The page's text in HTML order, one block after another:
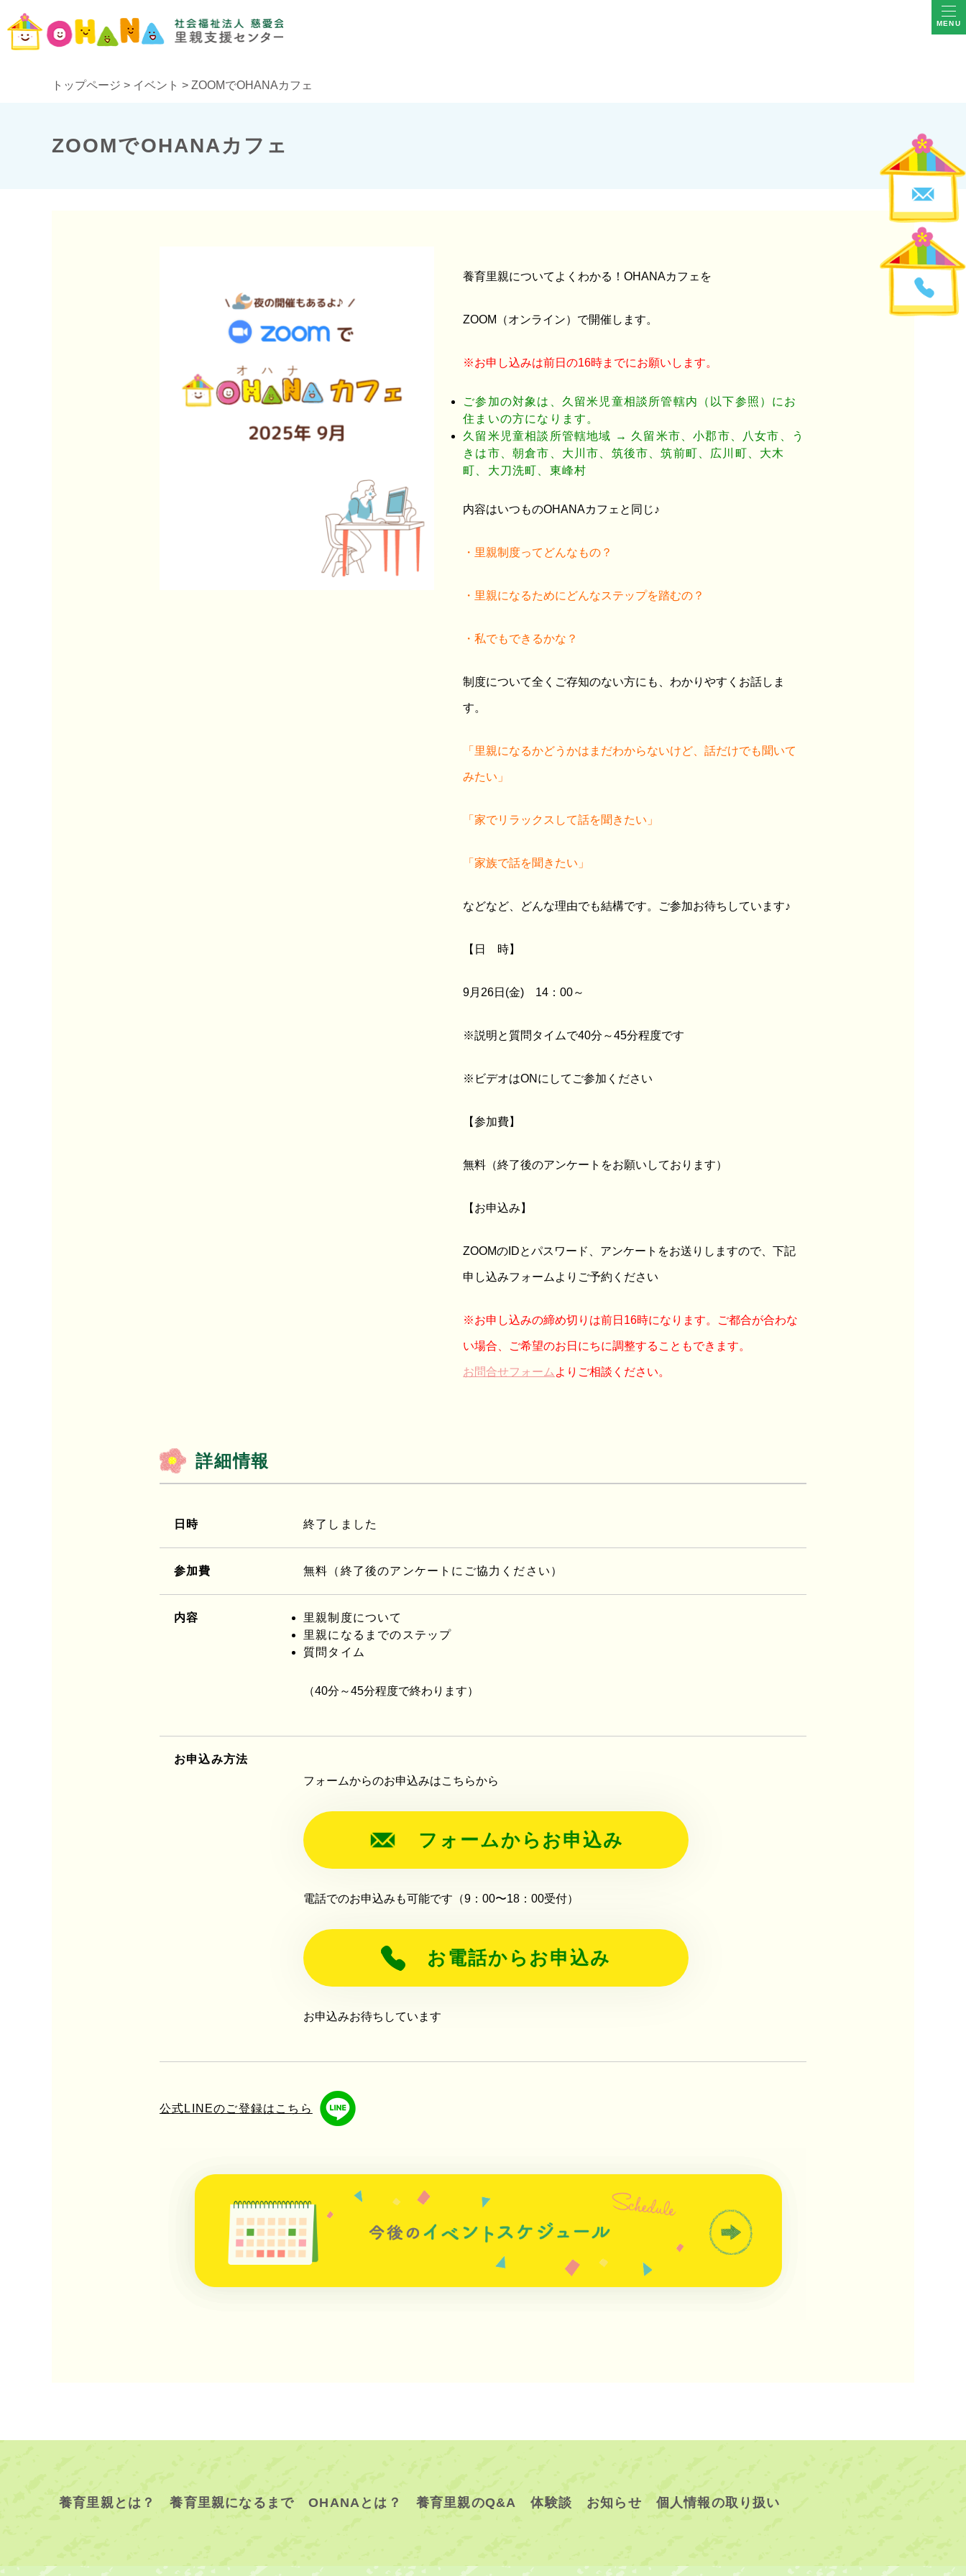
MENU
トップページ > イベント > ZOOMでOHANAカフェ
ZOOMでOHANAカフェ
養育里親についてよくわかる！OHANAカフェを
ZOOM（オンライン）で開催します。
※お申し込みは前日の16時までにお願いします。
ご参加の対象は、久留米児童相談所管轄内（以下参照）にお
住まいの方になります。
久留米児童相談所管轄地域 → 久留米市、小郡市、八女市、う
きは市、朝倉市、大川市、筑後市、筑前町、広川町、大木
町、大刀洗町、東峰村
内容はいつものOHANAカフェと同じ♪
・里親制度ってどんなもの？
・里親になるためにどんなステップを踏むの？
・私でもできるかな？
制度について全くご存知のない方にも、わかりやすくお話しま
す。
「里親になるかどうかはまだわからないけど、話だけでも聞いて
みたい」
「家でリラックスして話を聞きたい」
「家族で話を聞きたい」
などなど、どんな理由でも結構です。ご参加お待ちしています♪
【日 時】
9月26日(金) 14：00～
※説明と質問タイムで40分～45分程度です
※ビデオはONにしてご参加ください
【参加費】
無料（終了後のアンケートをお願いしております）
【お申込み】
ZOOMのIDとパスワード、アンケートをお送りしますので、下記
申し込みフォームよりご予約ください
※お申し込みの締め切りは前日16時になります。ご都合が合わな
い場合、ご希望のお日にちに調整することもできます。
お問合せフォーム よりご相談ください。
詳細情報
日時 終了しました
参加費 無料（終了後のアンケートにご協力ください）
内容
里親制度について
里親になるまでのステップ
質問タイム
（40分～45分程度で終わります）
お申込み方法
フォームからのお申込みはこちらから
フォームからお申込み
電話でのお申込みも可能です（9：00〜18：00受付）
お電話からお申込み
お申込みお待ちしています
公式LINEのご登録はこちら
養育里親とは？ 養育里親になるまで OHANAとは？ 養育里親のQ&A 体験談 お知らせ 個人情報の取り扱い